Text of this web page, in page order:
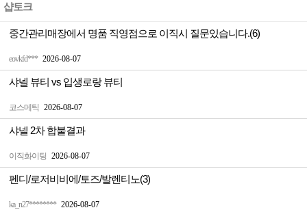
샵토크
eovkfd*** 2026-08-07
중간관리매장에서 명품 직영점으로 이직시 질문있습니다.(6)
코스메틱 2026-08-07
샤넬 뷰티 vs 입생로랑 뷰티
이직화이팅 2026-08-07
샤넬 2차 합불결과
ka_n27******** 2026-08-07
펜디/로저비비에/토즈/발렌티노(3)